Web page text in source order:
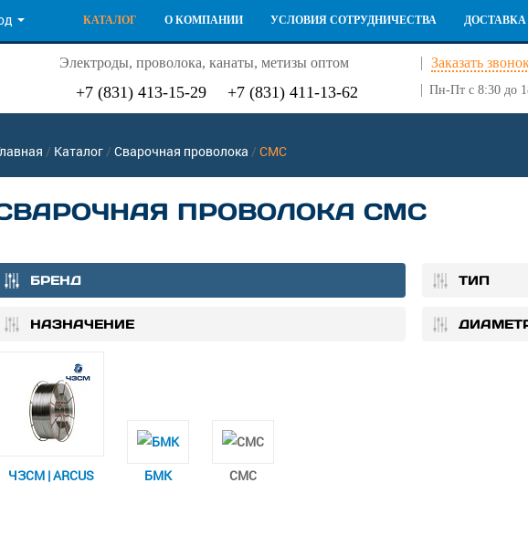
КАТАЛОГ О КОМПАНИИ УСЛОВИЯ СОТРУДНИЧЕСТВА ДОСТАВКА
Электроды, проволока, канаты, метизы оптом Заказать
+7 (831) 413-15-29 +7 (831) 411-13-62 Пн-Пт с 8:30 до
/ Каталог/ Сварочная проволока / СМС
ПРОВОЛОКА СМС
БРЕНД ТИП
НАЗНАЧЕНИЕ
ЧЗСМ | ARCUS БМК СМС